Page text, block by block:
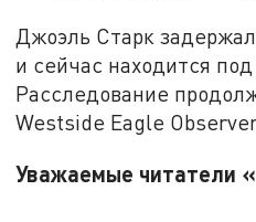
Джоэль Старк
и сейчас находится
Расследование
Westside Eagle
Уважаемые читатели